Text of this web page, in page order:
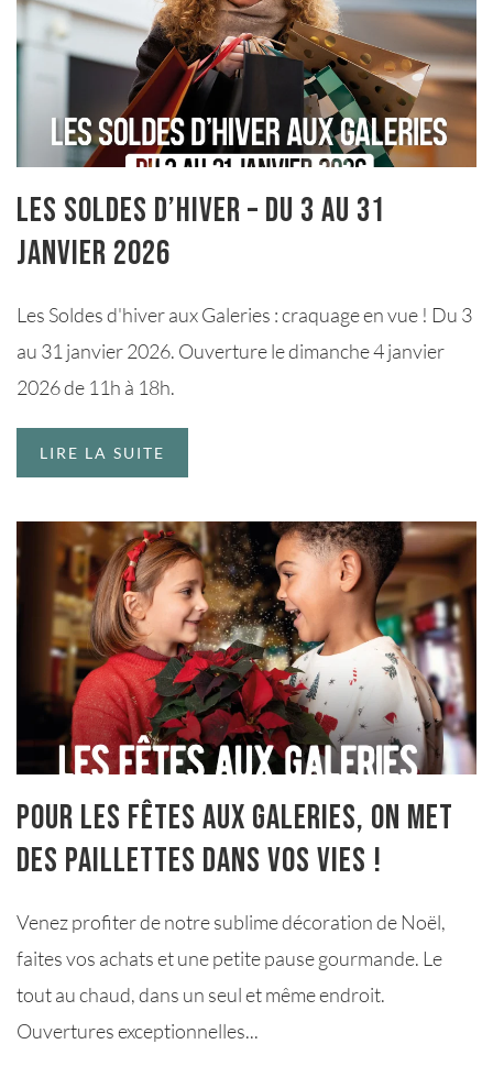
Les Soldes d’hiver – du 3 au 31
janvier 2026
Les Soldes d'hiver aux Galeries : craquage en vue ! Du 3
au 31 janvier 2026. Ouverture le dimanche 4 janvier
2026 de 11h à 18h.
LIRE LA SUITE
Pour les fêtes aux Galeries, on met
des paillettes dans vos vies !
Venez profiter de notre sublime décoration de Noël,
faites vos achats et une petite pause gourmande. Le
tout au chaud, dans un seul et même endroit.
Ouvertures exceptionnelles...